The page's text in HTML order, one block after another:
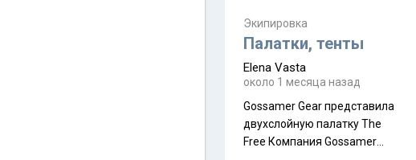
надеюсь увидеть.
Экипировка
Палатки, тенты
Elena Vasta
около 1 месяца назад
Gossamer Gear представила
двухслойную палатку The
Free Компания Gossamer